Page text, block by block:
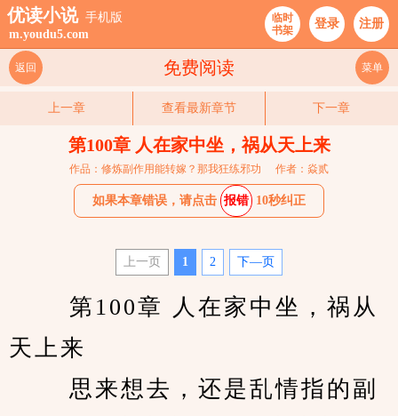
优读小说 手机版
m.youdu5.com
临时
书架
登录 注册
免费阅读
返回 菜单
上一章 查看最新章节 下一章
第100章 人在家中坐，祸从天上来
作品：修炼副作用能转嫁？那我狂练邪功 作者：焱贰
如果本章错误，请点击 报错 10秒纠正
上一页 1 2 下—页
第100章 人在家中坐，祸从
天上来
思来想去，还是乱情指的副